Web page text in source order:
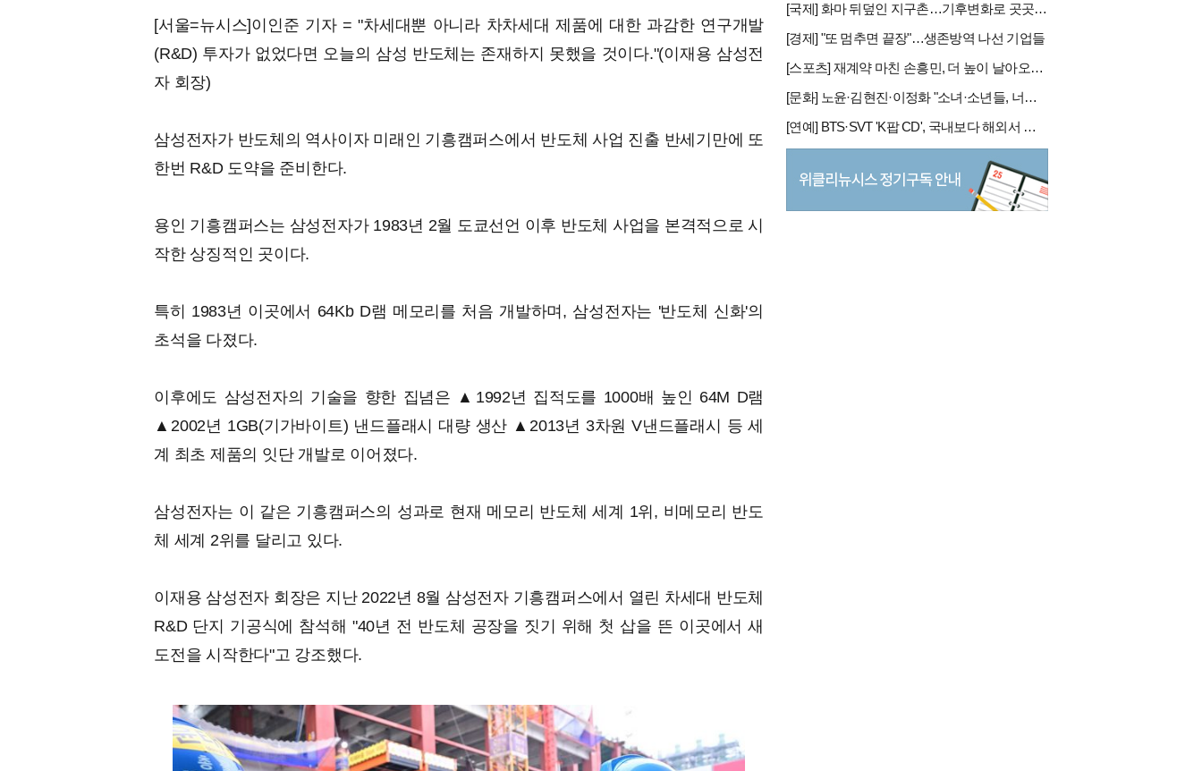
[서울=뉴시스]이인준 기자 = "차세대뿐 아니라 차차세대 제품에 대한 과감한 연구개발
(R&D) 투자가 없었다면 오늘의 삼성 반도체는 존재하지 못했을 것이다."(이재용 삼성전
자 회장)
삼성전자가 반도체의 역사이자 미래인 기흥캠퍼스에서 반도체 사업 진출 반세기만에 또
한번 R&D 도약을 준비한다.
용인 기흥캠퍼스는 삼성전자가 1983년 2월 도쿄선언 이후 반도체 사업을 본격적으로 시
작한 상징적인 곳이다.
특히 1983년 이곳에서 64Kb D램 메모리를 처음 개발하며, 삼성전자는 '반도체 신화'의
초석을 다졌다.
이후에도 삼성전자의 기술을 향한 집념은 ▲1992년 집적도를 1000배 높인 64M D램
▲2002년 1GB(기가바이트) 낸드플래시 대량 생산 ▲2013년 3차원 V낸드플래시 등 세
계 최초 제품의 잇단 개발로 이어졌다.
삼성전자는 이 같은 기흥캠퍼스의 성과로 현재 메모리 반도체 세계 1위, 비메모리 반도
체 세계 2위를 달리고 있다.
이재용 삼성전자 회장은 지난 2022년 8월 삼성전자 기흥캠퍼스에서 열린 차세대 반도체
R&D 단지 기공식에 참석해 "40년 전 반도체 공장을 짓기 위해 첫 삽을 뜬 이곳에서 새
도전을 시작한다"고 강조했다.
[국제] 화마 뒤덮인 지구촌…기후변화로 곳곳 대형 화재
[경제] "또 멈추면 끝장"…생존방역 나선 기업들
[스포츠] 재계약 마친 손흥민, 더 높이 날아오를까
[문화] 노윤·김현진·이정화 "소녀·소년들, 너희는 혼자가 아니야"
[연예] BTS·SVT 'K팝 CD', 국내보다 해외서 더 팔린다 왜?